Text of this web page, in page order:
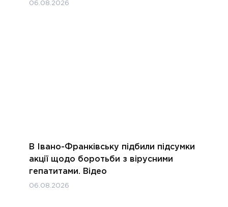
06.08.2026
В Івано-Франківську підбили підсумки
акції щодо боротьби з вірусними
гепатитами. Відео
06.08.2026